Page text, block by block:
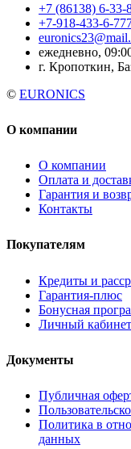
+7 (86138) 6-33-
+7-918-433-6-
ежедневно,
г. Кропоткин,
© EURONICS
О компании
О компании
Оплата и
Гарантия и
Контакты
Покупателям
Кредиты и
Гарантия-плюс
Бонусная
Личный кабинет
Документы
Публичная
Политика в
данных